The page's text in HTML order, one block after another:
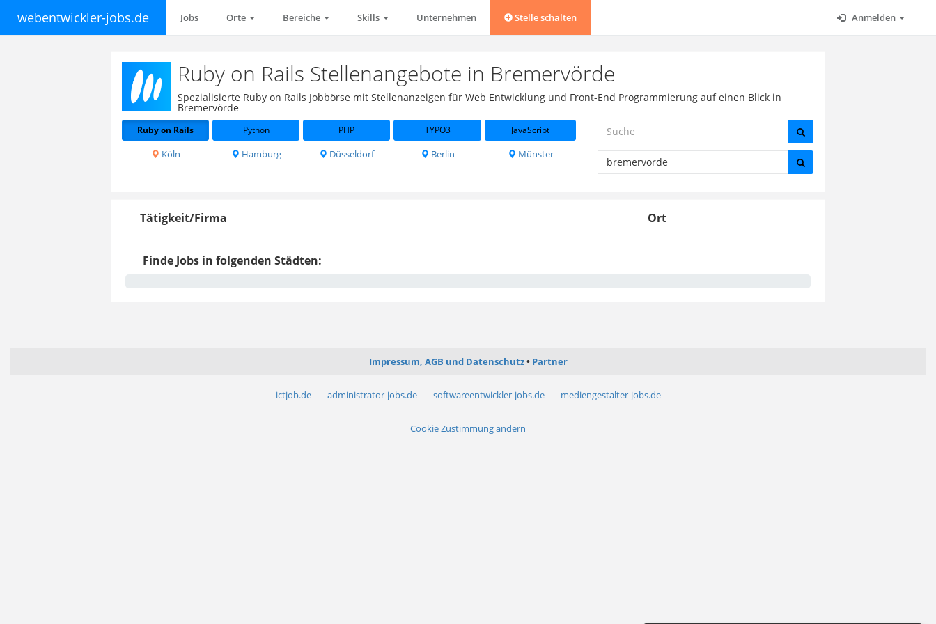
webentwickler-jobs.de Jobs Orte Bereiche Skills Unternehmen Stelle schalten Anmelden
Ruby on Rails Stellenangebote in Bremervörde
Spezialisierte Ruby on Rails Jobbörse mit Stellenanzeigen für Web Entwicklung und Front-End Programmierung auf einen Blick in
Bremervörde
Ruby on Rails Python PHP TYPO3 JavaScript
Köln Hamburg Düsseldorf Berlin Münster
Tätigkeit/Firma Ort
Finde Jobs in folgenden Städten:
Impressum, AGB und Datenschutz Partner
ictjob.de administrator-jobs.de softwareentwickler-jobs.de mediengestalter-jobs.de
Cookie Zustimmung ändern